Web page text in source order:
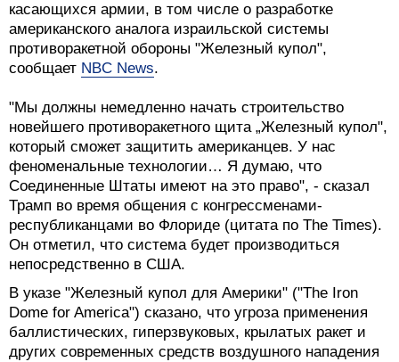
касающихся армии, в том числе о разработке
американского аналога израильской системы
противоракетной обороны "Железный купол",
сообщает NBC News.
"Мы должны немедленно начать строительство
новейшего противоракетного щита „Железный купол",
который сможет защитить американцев. У нас
феноменальные технологии… Я думаю, что
Соединенные Штаты имеют на это право", - сказал
Трамп во время общения с конгрессменами-
республиканцами во Флориде (цитата по The Times).
Он отметил, что система будет производиться
непосредственно в США.
В указе "Железный купол для Америки" ("The Iron
Dome for America") сказано, что угроза применения
баллистических, гиперзвуковых, крылатых ракет и
других современных средств воздушного нападения